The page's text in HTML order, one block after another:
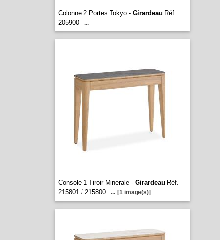
Colonne 2 Portes Tokyo - Girardeau Réf.
205900
...
Console 1 Tiroir Minerale - Girardeau Réf.
215801 / 215800
... [1 image(s)]